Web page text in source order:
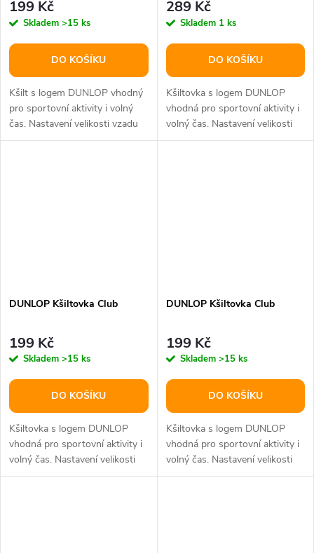
199 Kč
Skladem >15 ks
DO KOŠÍKU
Kšilt s logem DUNLOP vhodný
pro sportovní aktivity i volný
čas. Nastavení velikosti vzadu
na suchý zip, uvnitř lem...
289 Kč
Skladem 1 ks
DO KOŠÍKU
Kšiltovka s logem DUNLOP
vhodná pro sportovní aktivity i
volný čas. Nastavení velikosti
vzadu na suchý zip, uvnitř...
DUNLOP Kšiltovka Club
199 Kč
Skladem >15 ks
DO KOŠÍKU
Kšiltovka s logem DUNLOP
vhodná pro sportovní aktivity i
volný čas. Nastavení velikosti
vzadu páskem straback, uvnitř...
DUNLOP Kšiltovka Club
199 Kč
Skladem >15 ks
DO KOŠÍKU
Kšiltovka s logem DUNLOP
vhodná pro sportovní aktivity i
volný čas. Nastavení velikosti
vzadu páskem straback, uvnitř...